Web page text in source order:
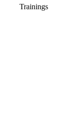
Trainings